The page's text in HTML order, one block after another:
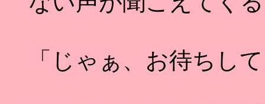
「じゃぁ、お待ちし